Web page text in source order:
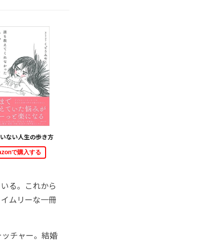
ない人生の歩き方
で購入する
る。これから
ムリーな一冊
チャー。結婚